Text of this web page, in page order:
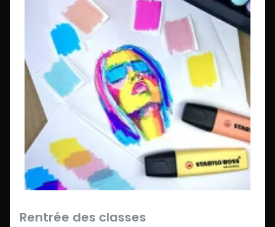
Rentrée des classes